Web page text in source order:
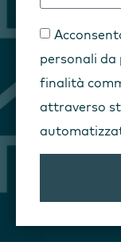
personali
finalità
attraverso